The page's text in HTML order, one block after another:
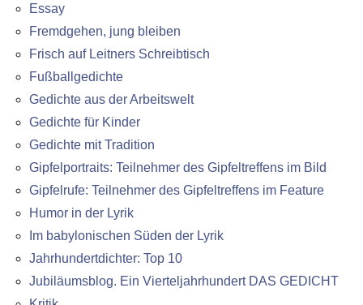
Essay
Fremdgehen, jung bleiben
Frisch auf Leitners Schreibtisch
Fußballgedichte
Gedichte aus der Arbeitswelt
Gedichte für Kinder
Gedichte mit Tradition
Gipfelportraits: Teilnehmer des Gipfeltreffens im Bild
Gipfelrufe: Teilnehmer des Gipfeltreffens im Feature
Humor in der Lyrik
Im babylonischen Süden der Lyrik
Jahrhundertdichter: Top 10
Jubiläumsblog. Ein Vierteljahrhundert DAS GEDICHT